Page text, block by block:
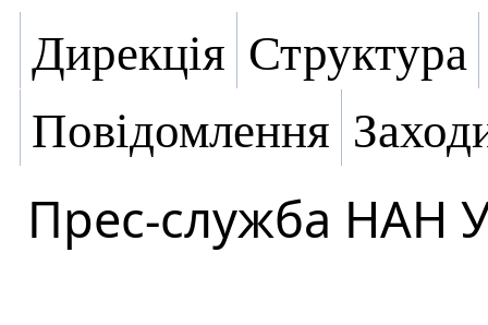
Дирекція Структура
Повідомлення
Прес-служба НАН